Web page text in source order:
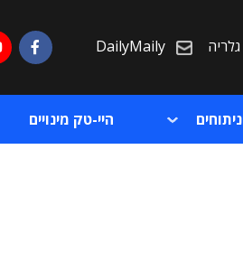
גלריה DailyMaily
היי-טק מינויים